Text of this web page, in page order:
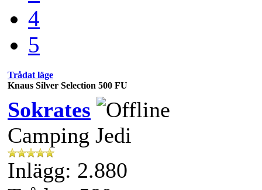
4
5
Trådat läge
Knaus Silver Selection 500 FU
Sokrates
Camping Jedi
Inlägg: 2.880